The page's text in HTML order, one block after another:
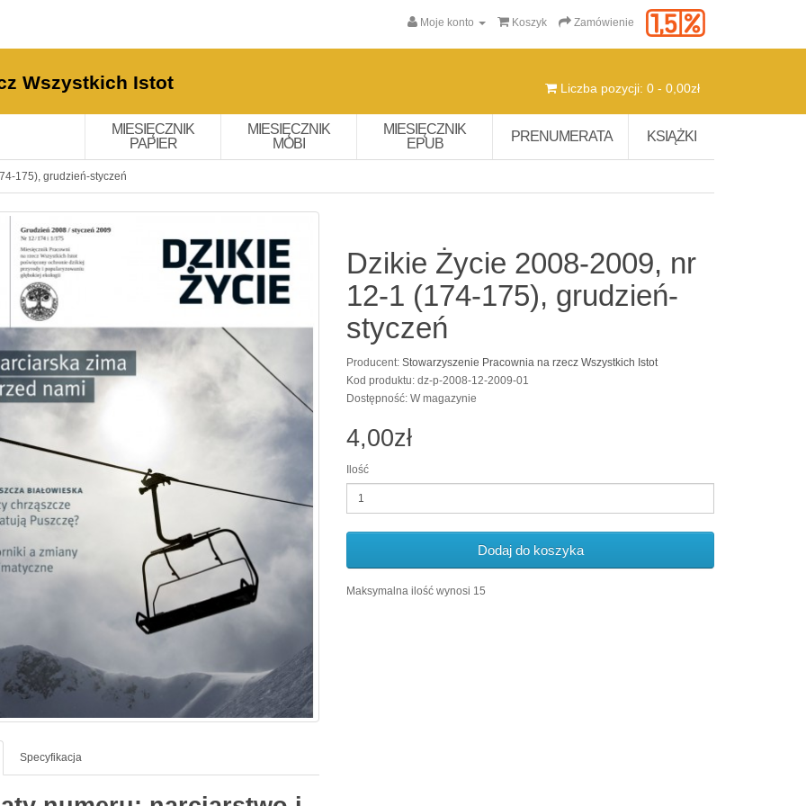
Moje konto Koszyk Zamówienie
Wszystkich Istot Liczba pozycji: 0 - 0,00zł
MIESIĘCZNIK
PAPIER
MIESIĘCZNIK
MOBI
MIESIĘCZNIK
EPUB
PRENUMERATA KSIĄŻKI
175), grudzień-styczeń
Specyfikacja
Dzikie Życie 2008-2009, nr
12-1 (174-175), grudzień-
styczeń
Producent:Stowarzyszenie Pracownia na rzecz Wszystkich Istot
Kod produktu: dz-p-2008-12-2009-01
Dostępność: W magazynie
4,00zł
Ilość
Dodaj do koszyka
Maksymalna ilość wynosi 15